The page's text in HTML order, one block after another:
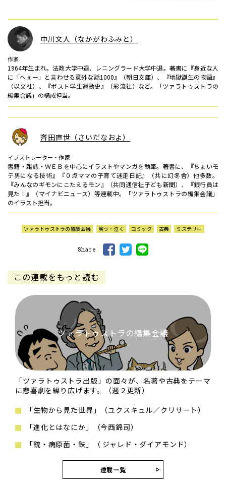
中川文人（なかがわふみと）
作家
1964年生まれ。法政大学中退、レニングラード大学中退。著書に『身近な人
に「へぇー」と言わせる意外な話1000』（朝日文庫）、『地獄誕生の物語』
（以文社）、『ポスト学生運動史』（彩流社）など。「ツァラトゥストラの
編集会議」の構成担当。
斉田直世（さいだなおよ）
イラストレーター・作家
書籍・雑誌・ＷＥＢを中心にイラストやマンガを執筆。著書に、『ちょいモ
テ男になる技術』『０点ママの子育て迷走日記』（共に幻冬舎）他多数。
『みんなのギモンにこたえるモン』（共同通信社子ども新聞）、『銀行員は
見た！』（マイナビニュース）等連載中。「ツァラトゥストラの編集会議」
のイラスト担当。
ツァラトゥストラの編集会議 笑う・泣く コミック 古典 ミステリー
Share
この連載をもっと読む
ツァラトゥストラの編集会議
「ツァラトゥストラ出版」の面々が、名著や古典をテーマ
に悲喜劇を繰り広げます。（週２更新）
「生物から見た世界」（ユクスキュル／クリサート）
「進化とはなにか」（今西錦司）
「銃・病原菌・鉄」（ ジャレド・ダイアモンド）
連載一覧